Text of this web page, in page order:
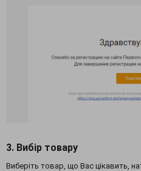
3. Вибір товару
Виберіть товар, що Вас цікавить,